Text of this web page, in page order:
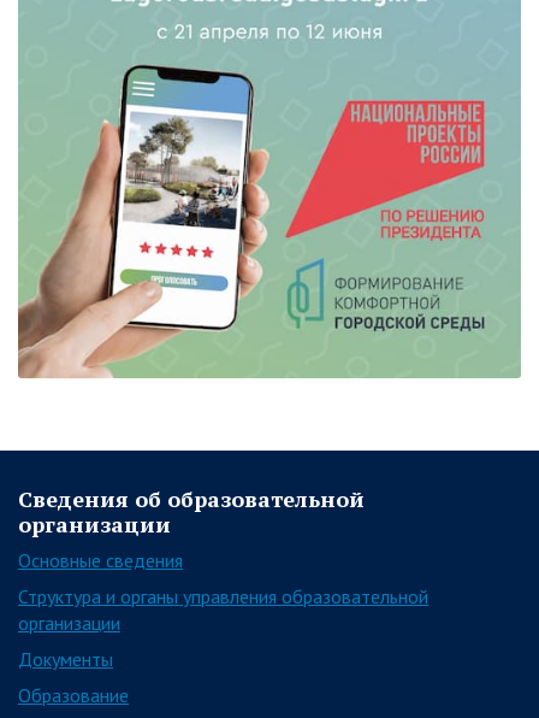
Сведения об образовательной
организации
Основные сведения
Структура и органы управления образовательной
организации
Документы
Образование